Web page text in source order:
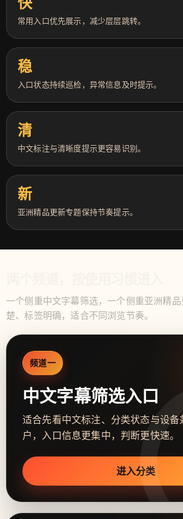
常用入口优先展示，减少层层跳转。
稳
入口状态持续巡检，异常信息及时提示。
清
中文标注与清晰度提示更容易识别。
新
亚洲精品更新专题保持节奏提示。
一个侧重中文字幕筛选，一个侧重亚洲精
楚、标签明确，适合不同浏览节奏。
频道一
中文字幕筛选入口
适合先看中文标注、分类状态与设备
户，入口信息更集中，判断更快速。
进入分类